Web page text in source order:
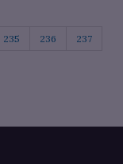
235 236 237